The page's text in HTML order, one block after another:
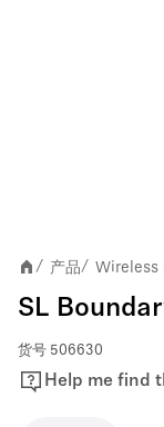
/ 产品/ Wireless
SL
货号 506630
Help me find